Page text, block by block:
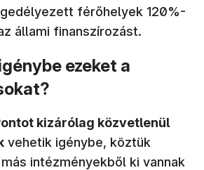
férőhelyek 120%-
állami finanszírozást.
ezeket a
kizárólag közvetlenül
vehetik igénybe, köztük
intézményekből ki vannak